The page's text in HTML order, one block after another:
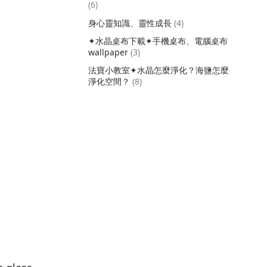
(6)
身心靈知識、靈性成長 (4)
✦水晶桌布下載✦手機桌布、電腦桌布
wallpaper (3)
法寶小教室✦水晶怎麼淨化？海鹽怎麼
淨化空間？ (8)